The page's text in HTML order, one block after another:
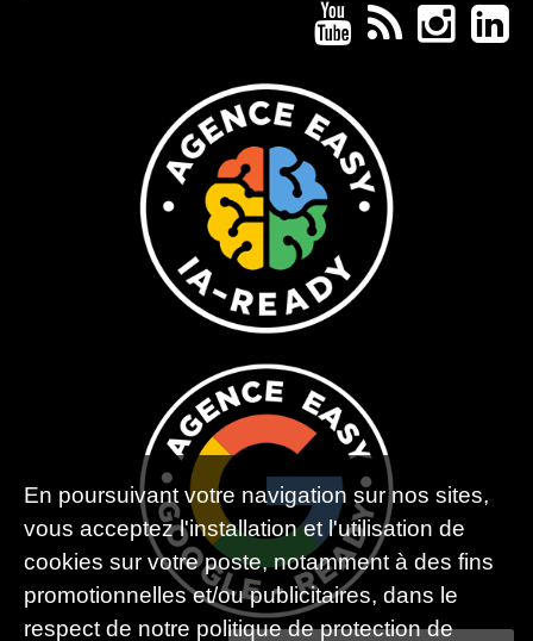
En poursuivant votre navigation sur nos sites,
vous acceptez l'installation et l'utilisation de
cookies sur votre poste, notamment à des fins
promotionnelles et/ou publicitaires, dans le
respect de notre politique de protection de